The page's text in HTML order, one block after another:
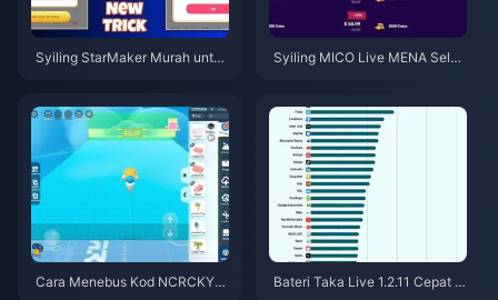
Syiling StarMaker Murah untuk
Syiling MICO Live MENA Selep
Cara Menebus Kod NCRCKYT
Bateri Taka Live 1.2.11 Cepat H